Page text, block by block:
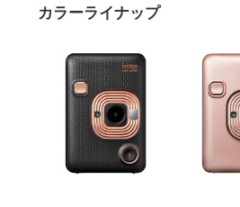
カラーライナップ